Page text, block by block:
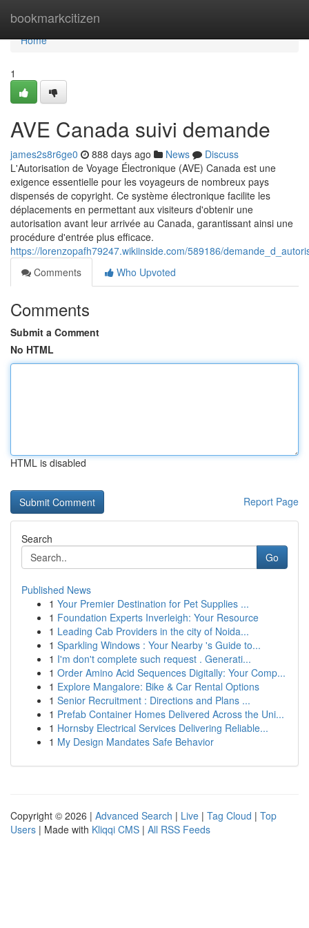
bookmarkcitizen
Home
Home
1
AVE Canada suivi demande
james2s8r6ge0 888 days ago News
Discuss
L'Autorisation de Voyage Électronique (AVE) Canada est une
exigence essentielle pour les voyageurs de nombreux pays
dispensés de copyright. Ce système électronique facilite les
déplacements en permettant aux visiteurs d'obtenir une
autorisation avant leur arrivée au Canada, garantissant ainsi une
procédure d'entrée plus efficace.
https://lorenzopafh79247.wikiinside.com/589186/
Comments
Who Upvoted
Comments
Submit a Comment
No HTML
HTML is disabled
Report Page
Search
Go
Published News
1 Your Premier Destination for Pet Supplies ...
1 Foundation Experts Inverleigh: Your Resource
1 Leading Cab Providers in the city of Noida...
1 Sparkling Windows : Your Nearby 's Guide to...
1 I'm don't complete such request . Generati...
1 Order Amino Acid Sequences Digitally: Your Comp...
1 Explore Mangalore: Bike & Car Rental Options
1 Senior Recruitment : Directions and Plans ...
1 Prefab Container Homes Delivered Across the Uni...
1 Hornsby Electrical Services Delivering Reliable...
1 My Design Mandates Safe Behavior
Copyright © 2026 | Advanced Search | Live | Tag Cloud | Top
Users | Made with Kliqqi CMS | All RSS Feeds